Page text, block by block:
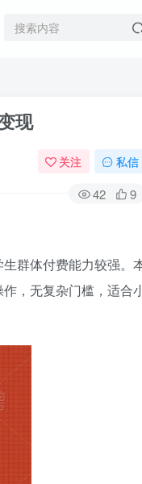
现
关注 私信
42 9
群体付费能力较强。
，无复杂门槛，适合